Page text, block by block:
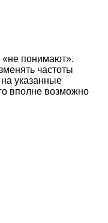
«не понимают».
частоты
указанные
вполне возможно